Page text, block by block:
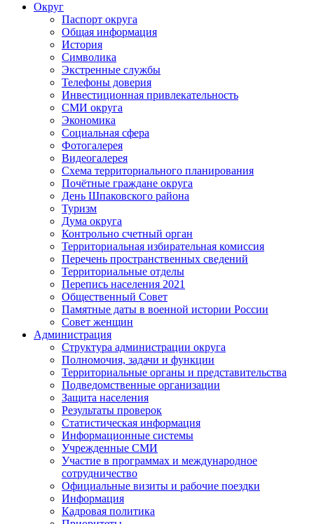
Округ
Паспорт округа
Общая информация
История
Символика
Экстренные службы
Телефоны доверия
Инвестиционная привлекательность
СМИ округа
Экономика
Социальная сфера
Фотогалерея
Видеогалерея
Схема территориального планирования
Почётные граждане округа
День Шпаковского района
Туризм
Дума округа
Контрольно счетный орган
Территориальная избирательная комиссия
Перечень пространственных сведений
Территориальные отделы
Перепись населения 2021
Общественный Совет
Памятные даты в военной истории России
Совет женщин
Администрация
Структура администрации округа
Полномочия, задачи и функции
Территориальные органы и представительства
Подведомственные организации
Защита населения
Результаты проверок
Статистическая информация
Информационные системы
Учрежденные СМИ
Участие в программах и международное
сотрудничество
Официальные визиты и рабочие поездки
Информация
Кадровая политика